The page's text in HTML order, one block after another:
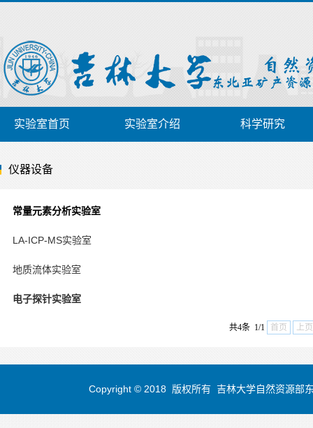
实验室首页 实验室介绍 科学研究
仪器设备
常量元素分析实验室
LA-ICP-MS实验室
地质流体实验室
电子探针实验室
共4条 1/1 首页 上页
Copyright © 2018 版权所有 吉林大学自然资源部